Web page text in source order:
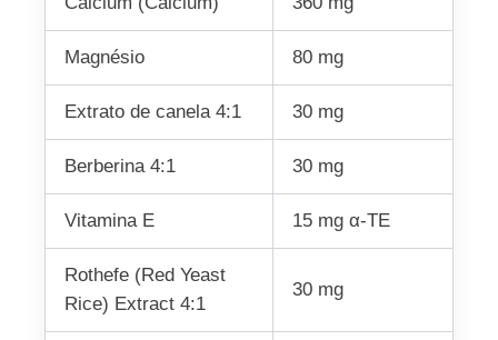
Magnésio 80 mg
Extrato de canela 4:1 30 mg
Berberina 4:1 30 mg
Vitamina E 15 mg α-TE
Rothefe (Red Yeast
Rice) Extract 4:1
30 mg